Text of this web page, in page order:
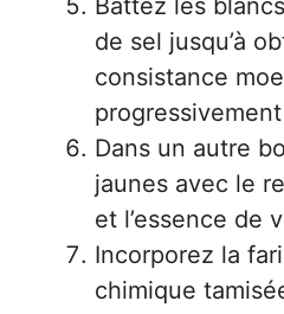
Battez les
de sel jusqu’à
consistance
Dans un autre
jaunes avec le
et l’essence de
Incorporez la
chimique